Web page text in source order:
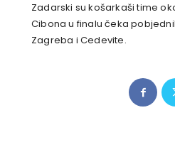
Zadarski su košarkaši time
Cibona u finalu čeka
Zagreba i Cedevite.